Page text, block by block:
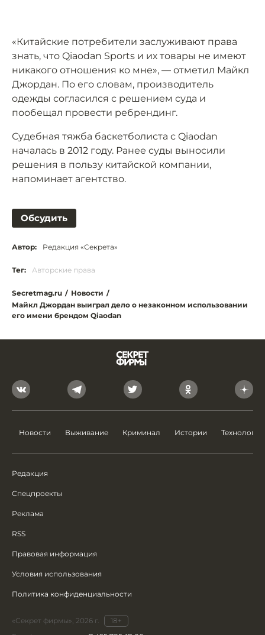
«Китайские потребители заслуживают права
знать, что Qiaodan Sports и их товары не имеют
никакого отношения ко мне», — отметил Майкл
Джордан. По его словам, производитель
одежды согласился с решением суда и
пообещал провести ребрендинг.
Судебная тяжба баскетболиста с Qiaodan
началась в 2012 году. Ранее суды выносили
решения в пользу китайской компании,
напоминает агентство.
Обсудить
Автор: Редакция «Секрета»
Тег: Авторские права
Secretmag.ru / Новости /
Майкл Джордан выиграл дело о незаконном использовании
его имени брендом Qiaodan
Новости Выживание Криминал Истории Технологии
Редакция
Спецпроекты
Реклама
RSS
Правовая информация
Условия использования
Политика конфиденциальности
«Секрет фирмы», 2026 г.
18+